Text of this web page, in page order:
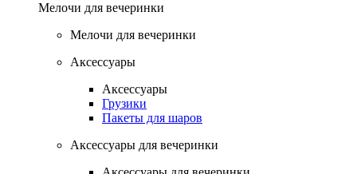
Мелочи для вечеринки
Мелочи для вечеринки
Аксессуары
Аксессуары
Грузики
Пакеты для шаров
Аксессуары для вечеринки